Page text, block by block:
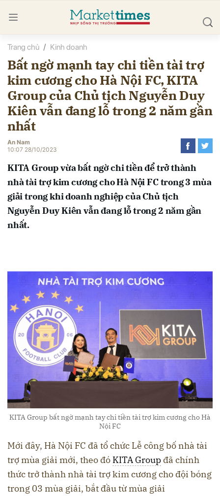
Trang chủ Kinh doanh
Bất ngờ mạnh tay chi tiền tài trợ
kim cương cho Hà Nội FC, KITA
Group của Chủ tịch Nguyễn Duy
Kiên vẫn đang lỗ trong 2 năm gần
nhất
An Nam
10:07 28/10/2023
KITA Group vừa bất ngờ chi tiền để trở thành
nhà tài trợ kim cương cho Hà Nội FC trong 3 mùa
giải trong khi doanh nghiệp của Chủ tịch
Nguyễn Duy Kiên vẫn đang lỗ trong 2 năm gần
nhất.
KITA Group bất ngờ mạnh tay chi tiền tài trợ kim cương cho Hà
Nội FC
Mới đây, Hà Nội FC đã tổ chức Lễ công bố nhà tài
trợ mùa giải mới, theo đó KITA Group đã chính
thức trở thành nhà tài trợ kim cương cho đội bóng
trong 03 mùa giải, bắt đầu từ mùa giải
luận